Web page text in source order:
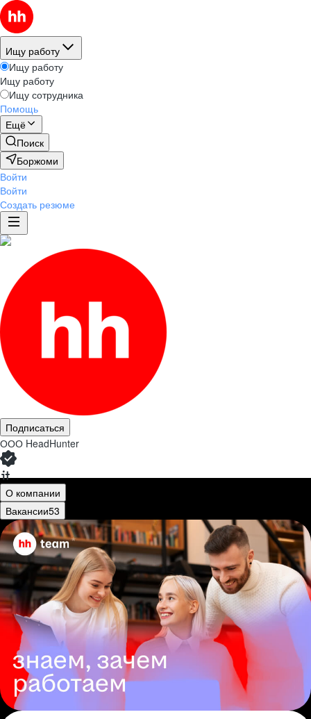
Ищу работу
Ищу работу
Ищу работу
Ищу сотрудника
Помощь
Ещё
Поиск
Боржоми
Войти
Войти
Создать резюме
Подписаться
ООО HeadHunter
О компании
Вакансии53